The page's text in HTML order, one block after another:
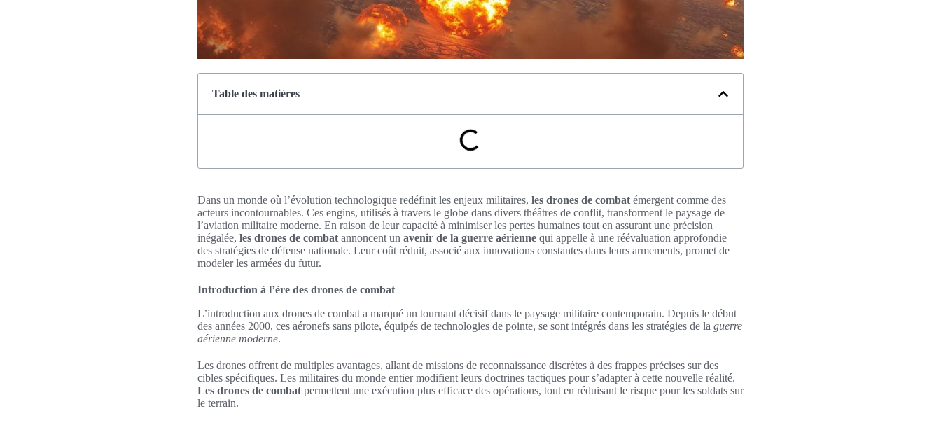
Table des matières
Dans un monde où l’évolution technologique redéfinit les enjeux militaires, les drones de combat émergent comme des
acteurs incontournables. Ces engins, utilisés à travers le globe dans divers théâtres de conflit, transforment le paysage de
l’aviation militaire moderne. En raison de leur capacité à minimiser les pertes humaines tout en assurant une précision
inégalée, les drones de combat annoncent un avenir de la guerre aérienne qui appelle à une réévaluation approfondie
des stratégies de défense nationale. Leur coût réduit, associé aux innovations constantes dans leurs armements, promet de
modeler les armées du futur.
Introduction à l’ère des drones de combat
L’introduction aux drones de combat a marqué un tournant décisif dans le paysage militaire contemporain. Depuis le début
des années 2000, ces aéronefs sans pilote, équipés de technologies de pointe, se sont intégrés dans les stratégies de la guerre
aérienne moderne.
Les drones offrent de multiples avantages, allant de missions de reconnaissance discrètes à des frappes précises sur des
cibles spécifiques. Les militaires du monde entier modifient leurs doctrines tactiques pour s’adapter à cette nouvelle réalité.
Les drones de combat permettent une exécution plus efficace des opérations, tout en réduisant le risque pour les soldats sur
le terrain.